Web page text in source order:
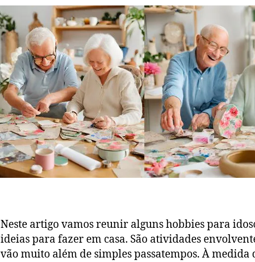
Neste artigo vamos reunir alguns hobbies para
ideias para fazer em casa. São atividades
vão muito além de simples passatempos. À medida